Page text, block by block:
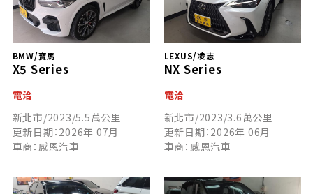
BMW/寶馬
X5 Series
電洽
新北市/2023/5.5萬公里
更新日期：2026年 07月
車商：感恩汽車
LEXUS/凌志
NX Series
電洽
新北市/2023/3.6萬公里
更新日期：2026年 06月
車商：感恩汽車